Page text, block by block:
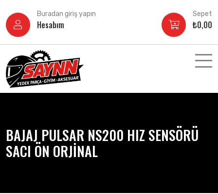
atla
Buradan giriş yapın
Hesabım
Sepet
₺0,00
BAJAJ PULSAR NS200 HIZ SENSÖRÜ
SACI ÖN ORJİNAL